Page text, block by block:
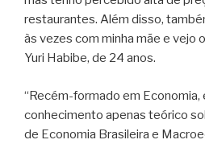
restaurantes. Além disso,
às vezes com minha mãe e vejo
Yuri Habibe, de 24 anos.
“Recém-formado em Economia,
conhecimento apenas teórico
de Economia Brasileira e